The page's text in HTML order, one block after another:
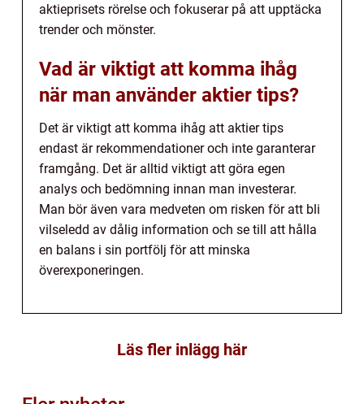
aktieprisets rörelse och fokuserar på att upptäcka
trender och mönster.
Vad är viktigt att komma ihåg
när man använder aktier tips?
Det är viktigt att komma ihåg att aktier tips
endast är rekommendationer och inte garanterar
framgång. Det är alltid viktigt att göra egen
analys och bedömning innan man investerar.
Man bör även vara medveten om risken för att bli
vilseledd av dålig information och se till att hålla
en balans i sin portfölj för att minska
överexponeringen.
Läs fler inlägg här